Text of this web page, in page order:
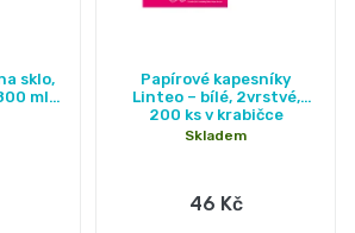
sklo,
ml,
Papírové kapesníky
Linteo – bílé, 2vrstvé,
200 ks v krabičce
Skladem
46 Kč